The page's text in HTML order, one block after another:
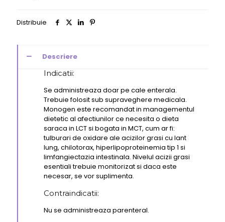
Distribuie
Descriere
Indicatii:
Se administreaza doar pe cale enterala.
Trebuie folosit sub supraveghere medicala.
Monogen este recomandat in managementul
dietetic al afectiunilor ce necesita o dieta
saraca in LCT si bogata in MCT, cum ar fi:
tulburari de oxidare ale acizilor grasi cu lant
lung, chilotorax, hiperlipoproteinemia tip 1 si
limfangiectazia intestinala. Nivelul acizii grasi
esentiali trebuie monitorizat si daca este
necesar, se vor suplimenta.
Contraindicatii:
Nu se administreaza parenteral.